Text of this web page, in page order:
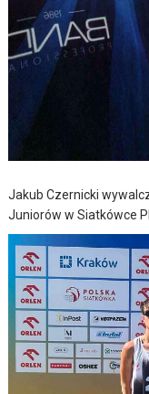
Jakub Czernicki
Juniorów w Siatkówce